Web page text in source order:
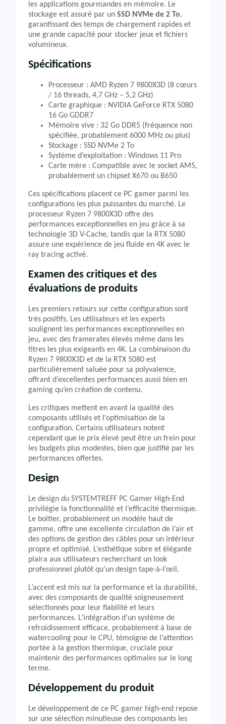
les applications gourmandes en mémoire. Le
stockage est assuré par un SSD NVMe de 2 To,
garantissant des temps de chargement rapides et
une grande capacité pour stocker jeux et fichiers
volumineux.
Spécifications
Processeur : AMD Ryzen 7 9800X3D (8 cœurs
/ 16 threads, 4,7 GHz – 5,2 GHz)
Carte graphique : NVIDIA GeForce RTX 5080
16 Go GDDR7
Mémoire vive : 32 Go DDR5 (fréquence non
spécifiée, probablement 6000 MHz ou plus)
Stockage : SSD NVMe 2 To
Système d’exploitation : Windows 11 Pro
Carte mère : Compatible avec le socket AM5,
probablement un chipset X670 ou B650
Ces spécifications placent ce PC gamer parmi les
configurations les plus puissantes du marché. Le
processeur Ryzen 7 9800X3D offre des
performances exceptionnelles en jeu grâce à sa
technologie 3D V-Cache, tandis que la RTX 5080
assure une expérience de jeu fluide en 4K avec le
ray tracing activé.
Examen des critiques et des
évaluations de produits
Les premiers retours sur cette configuration sont
très positifs. Les utilisateurs et les experts
soulignent les performances exceptionnelles en
jeu, avec des framerates élevés même dans les
titres les plus exigeants en 4K. La combinaison du
Ryzen 7 9800X3D et de la RTX 5080 est
particulièrement saluée pour sa polyvalence,
offrant d’excellentes performances aussi bien en
gaming qu’en création de contenu.
Les critiques mettent en avant la qualité des
composants utilisés et l’optimisation de la
configuration. Certains utilisateurs notent
cependant que le prix élevé peut être un frein pour
les budgets plus modestes, bien que justifié par les
performances offertes.
Design
Le design du SYSTEMTREFF PC Gamer High-End
privilégie la fonctionnalité et l’efficacité thermique.
Le boîtier, probablement un modèle haut de
gamme, offre une excellente circulation de l’air et
des options de gestion des câbles pour un intérieur
propre et optimisé. L’esthétique sobre et élégante
plaira aux utilisateurs recherchant un look
professionnel plutôt qu’un design tape-à-l’œil.
L’accent est mis sur la performance et la durabilité,
avec des composants de qualité soigneusement
sélectionnés pour leur fiabilité et leurs
performances. L’intégration d’un système de
refroidissement efficace, probablement à base de
watercooling pour le CPU, témoigne de l’attention
portée à la gestion thermique, cruciale pour
maintenir des performances optimales sur le long
terme.
Développement du produit
Le développement de ce PC gamer high-end repose
sur une sélection minutieuse des composants les